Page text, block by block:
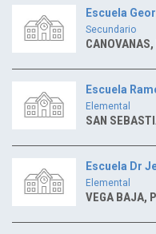
Escuela
Secundario
CANOVANAS,
Escuela
Elemental
SAN
Escuela Dr
Elemental
VEGA BAJA,